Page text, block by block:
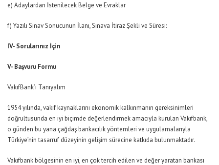
e) Adaylardan İstenilecek Belge ve Evraklar
f) Yazılı Sınav Sonucunun İlanı, Sınava İtiraz Şekli ve Süresi:
IV- Sorularınız İçin
V- Başvuru Formu
VakıfBank’ı Tanıyalım
1954 yılında, vakıf kaynaklarını ekonomik kalkınmanın gereksinimleri
doğrultusunda en iyi biçimde değerlendirmek amacıyla kurulan Vakıfbank,
o günden bu yana çağdaş bankacılık yöntemleri ve uygulamalarıyla
Türkiye’nin tasarruf düzeyinin gelişim sürecine katkıda bulunmaktadır.
Vakıfbank bölgesinin en iyi, en çok tercih edilen ve değer yaratan bankası